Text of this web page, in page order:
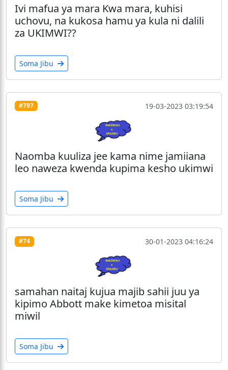
Ivi mafua ya mara Kwa mara, kuhisi
uchovu, na kukosa hamu ya kula ni dalili
za UKIMWI??
Soma Jibu
#797 19-03-2023 03:19:54
Naomba kuuliza jee kama nime jamiiana
leo naweza kwenda kupima kesho ukimwi
Soma Jibu
#74 30-01-2023 04:16:24
samahan naitaj kujua majib sahii juu ya
kipimo Abbott make kimetoa misital
miwil
Soma Jibu